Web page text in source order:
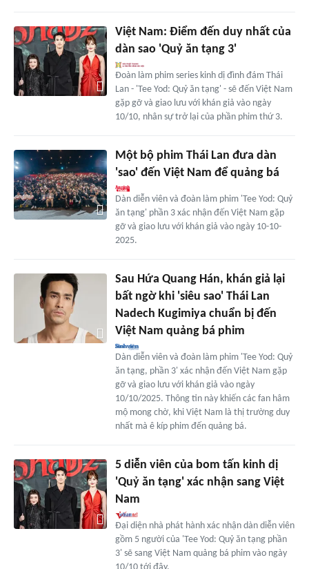
Việt Nam: Điểm đến duy nhất của
dàn sao 'Quỷ ăn tạng 3'
Đoàn làm phim series kinh dị đình đám Thái
Lan - 'Tee Yod: Quỷ ăn tạng' - sẽ đến Việt Nam
gặp gỡ và giao lưu với khán giả vào ngày
10/10, nhân sự trở lại của phần phim thứ 3.
Một bộ phim Thái Lan đưa dàn
'sao' đến Việt Nam để quảng bá
Dàn diễn viên và đoàn làm phim 'Tee Yod: Quỷ
ăn tạng' phần 3 xác nhận đến Việt Nam gặp
gỡ và giao lưu với khán giả vào ngày 10-10-
2025.
Sau Hứa Quang Hán, khán giả lại
bất ngờ khi 'siêu sao' Thái Lan
Nadech Kugimiya chuẩn bị đến
Việt Nam quảng bá phim
Dàn diễn viên và đoàn làm phim 'Tee Yod: Quỷ
ăn tạng, phần 3' xác nhận đến Việt Nam gặp
gỡ và giao lưu với khán giả vào ngày
10/10/2025. Thông tin này khiến các fan hâm
mộ mong chờ, khi Việt Nam là thị trường duy
nhất mà ê kíp phim đến quảng bá.
5 diễn viên của bom tấn kinh dị
'Quỷ ăn tạng' xác nhận sang Việt
Nam
Đại diện nhà phát hành xác nhận dàn diễn viên
gồm 5 người của 'Tee Yod: Quỷ ăn tạng phần
3' sẽ sang Việt Nam quảng bá phim vào ngày